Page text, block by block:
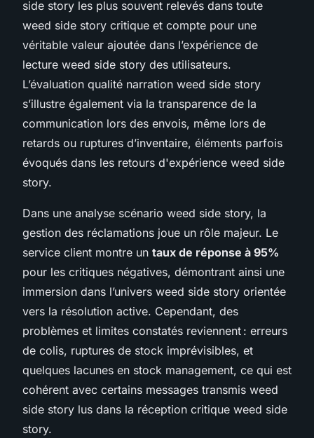
side story les plus souvent relevés dans toute
weed side story critique et compte pour une
véritable valeur ajoutée dans l’expérience de
lecture weed side story des utilisateurs.
L’évaluation qualité narration weed side story
s’illustre également via la transparence de la
communication lors des envois, même lors de
retards ou ruptures d’inventaire, éléments parfois
évoqués dans les retours d'expérience weed side
story.
Dans une analyse scénario weed side story, la
gestion des réclamations joue un rôle majeur. Le
service client montre un taux de réponse à 95%
pour les critiques négatives, démontrant ainsi une
immersion dans l’univers weed side story orientée
vers la résolution active. Cependant, des
problèmes et limites constatés reviennent : erreurs
de colis, ruptures de stock imprévisibles, et
quelques lacunes en stock management, ce qui est
cohérent avec certains messages transmis weed
side story lus dans la réception critique weed side
story.